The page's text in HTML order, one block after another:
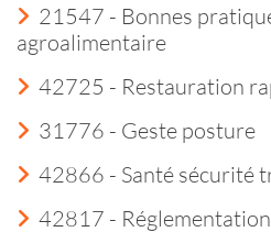
21547 - Bonnes
agroalimentaire
42725 - Restauration
31776 - Geste posture
42866 - Santé sécurité
42817 -